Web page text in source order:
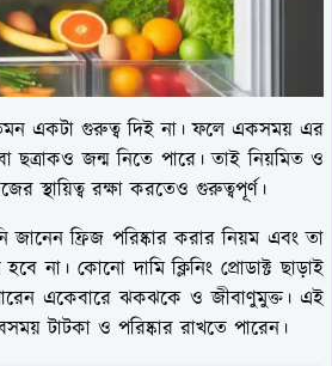
একটা গুরুত্ব দিই না। ফলে একসময় এর
ছত্রাকও জন্ম নিতে পারে। তাই নিয়মিত ও
স্থায়িত্ব রক্ষা করতেও গুরুত্বপূর্ণ।
ফ্রিজ পরিষ্কার করার নিয়ম এবং তা
না। কোনো দামি ক্লিনিং প্রোডাক্ট ছাড়াই
একেবারে ঝকঝকে ও জীবাণুমুক্ত। এই
টাটকা ও পরিষ্কার রাখতে পারেন।